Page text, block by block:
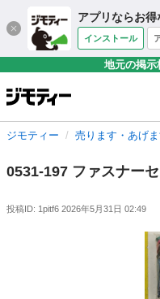
アプリならお得
インストール
地元の掲示
ジモティー 売ります・あげ
0531-197 ファスナー
投稿ID: 1pitf6 2026年5月31日 02:49